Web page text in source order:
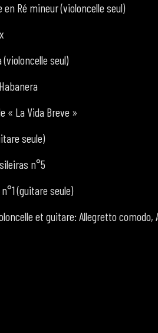
Ré mineur (violoncelle seul)
seul)
« La Vida Breve »
seule)
n°5
(guitare seule)
et guitare: Allegretto comodo,